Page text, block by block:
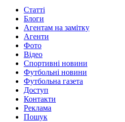
Статті
Блоги
Агентам на замітку
Агенти
Фото
Відео
Спортивні новини
Футбольні новини
Футбольна газета
Доступ
Контакти
Реклама
Пошук